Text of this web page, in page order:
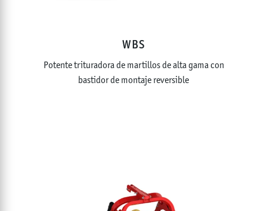
WBS
Potente trituradora de martillos de alta gama con
bastidor de montaje reversible